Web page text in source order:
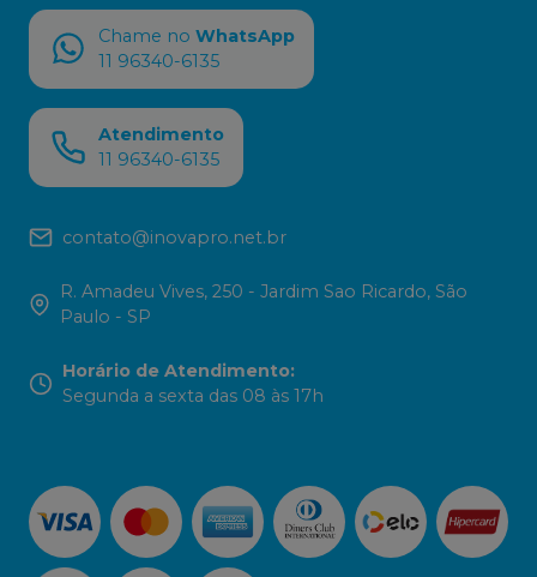
Chame no WhatsApp
11 96340-6135
Atendimento
11 96340-6135
contato@inovapro.net.br
R. Amadeu Vives, 250 - Jardim Sao Ricardo, São
Paulo - SP
Horário de Atendimento:
Segunda a sexta das 08 às 17h